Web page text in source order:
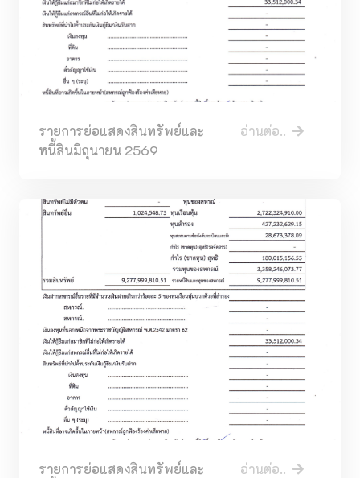
รายการย่อแสดงสินทรัพย์และ
หนี้สินมิถุนายน 2569
อ่านต่อ..
รายการย่อแสดงสินทรัพย์และ
อ่านต่อ..